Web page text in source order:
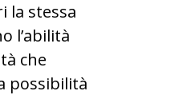
la stessa
l’abilità
che
possibilità